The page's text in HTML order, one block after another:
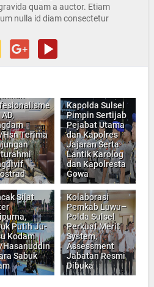
quam a auctor. Etiam
nulla id diam consectetur
Sinergi
Hsn Terima
Kapolda Sulsel
Pimpin Sertijab
Pejabat Utama
dan Kapolres
Jajaran Serta
Lantik Karolog
dan Kapolresta
Gowa
Silat
Putih Ju-
Kodam
Hasanuddin
Sabuk
Kolaborasi
Pemkab Luwu–
Polda Sulsel
Perkuat Merit
System,
Assessment
Jabatan Resmi
Dibuka